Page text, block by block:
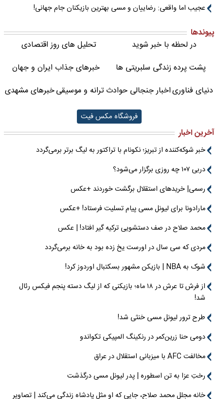
عجیب اما واقعی: رضاییان و مسی بهترین بازیکنان جام جهانی!
پیوندها
در لحظه با خبر شوید
تحلیل های روز اقتصادی
پشت پرده زندگی سلبریتی ها
خبرهای جذاب ایران و جهان
دنیای فناوریاخبار جنجالی حوادثترانه و موسیقیخبرهای مشهدی
فروشگاه مکس فیت
آخرین اخبار
خبر شوکه‌کننده از تبریز؛ نکونام با تراکتور به لیگ برتر برمی‌گردد
دربی ۱۰۷ چه روزی برگزار می‌شود؟
رسمی| خریدهای استقلال برگشت خوردند +عکس
مارادونا برای لیونل مسی پیام تسلیت فرستاد! +عکس
محمد صلاح در صف دستشویی ترکیه گیر افتاد! | عکس
مردی که سی سال در اورست یخ زده بود به خانه برمی‌گردد
شوک به NBA | بازیکن مشهور بسکتبال اوردوز کرد!
از فرش تا عرش در ۱۸ ماه؛ بازیکنی که از لیگ دسته پنجم فیکس رئال
شد!
طرح ترور لیونل مسی خنثی شد!
دومی حنا زرین‌کمر در رنکینگ المپیکی تکواندو
مخالفت AFC با میزبانی استقلال در عراق
رختِ عزا به تن اسطوره | پدر لیونل مسی درگذشت
خانه مجلل محمد صلاح، جایی که او مثل پادشاه زندگی می‌کند | تصاویر